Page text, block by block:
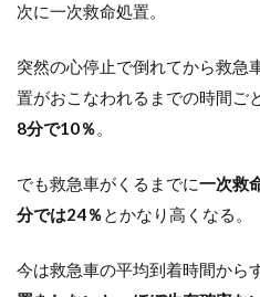
次に一次救命処置。
突然の心停止で倒れてから救急
置がおこなわれるまでの時間ご
8分で10％。
でも救急車がくるまでに一次救
分では24％とかなり高くなる。
今は救急車の平均到着時間から